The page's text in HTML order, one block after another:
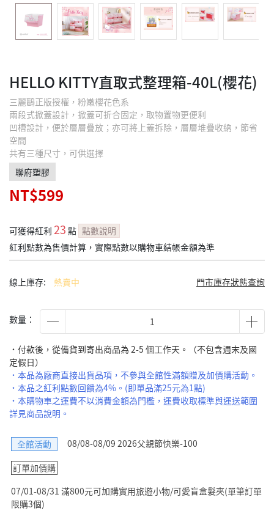
HELLO KITTY直取式整理箱-40L(櫻花)
三麗鷗正版授權，粉嫩櫻花色系
兩段式掀蓋設計，掀蓋可折合固定，取物置物更便利
凹槽設計，便於層層疊放；亦可將上蓋拆除，層層堆疊收納，節省
空間
共有三種尺寸，可供選擇
聯府塑膠
NT$599
可獲得紅利 23 點 點數說明
紅利點數為售價計算，實際點數以購物車結帳金額為準
線上庫存: 熱賣中 門市庫存狀態查詢
數量：
˙付款後，從備貨到寄出商品為 2-5 個工作天。（不包含週末及國
定假日）
˙本品為廠商直接出貨品項，不參與全館性滿額贈及加價購活動。
˙本品之紅利點數回饋為4%。(即單品滿25元為1點)
˙本購物車之運費不以消費金額為門檻，運費收取標準與運送範圍
詳見商品說明。
全館活動
08/08-08/09 2026父親節快樂-100
訂單加價購
07/01-08/31 滿800元可加購實用旅遊小物/可愛盲盒髮夾(單筆訂單
限購3個)